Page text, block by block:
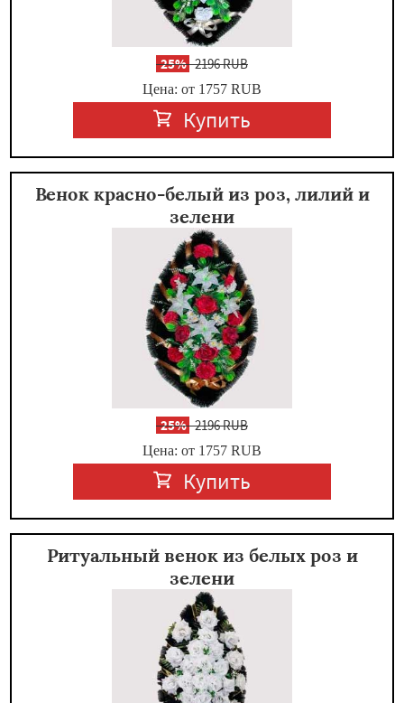
-25%2196 RUB
Цена: от 1757 RUB
Купить
Венок красно-белый из роз, лилий и
зелени
-25%2196 RUB
Цена: от 1757 RUB
Купить
Ритуальный венок из белых роз и
зелени